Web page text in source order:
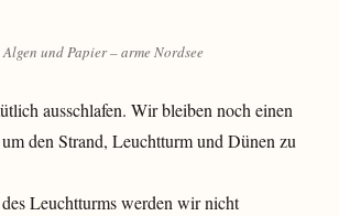
und Papier – arme Nordsee
ausschlafen. Wir bleiben noch einen
den Strand, Leuchtturm und Dünen zu
Leuchtturms werden wir nicht